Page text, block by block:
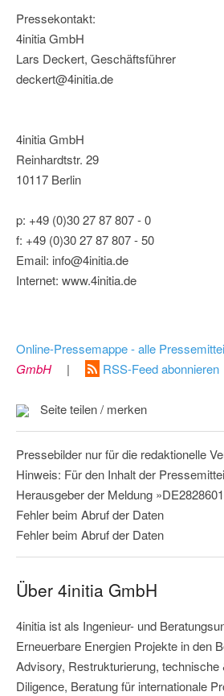
Pressekontakt:
4initia GmbH
Lars Deckert, Geschäftsführer
deckert@4initia.de
4initia GmbH
Reinhardtstr. 29
10117 Berlin
p: +49 (0)30 27 87 807 - 0
f: +49 (0)30 27 87 807 - 50
Email: info@4initia.de
Internet: www.4initia.de
Online-Pressemappe - alle
GmbH
| RSS-Feed abonnieren
Seite teilen / merken
Pressebilder nur für die redaktionelle
Hinweis: Für den Inhalt der
Herausgeber der Meldung
Fehler beim Abruf der Daten
Fehler beim Abruf der Daten
Über 4initia GmbH
4initia ist als Ingenieur- und
Erneuerbare Energien Projekte in den
Advisory, Restrukturierung,
Diligence, Beratung für internationale